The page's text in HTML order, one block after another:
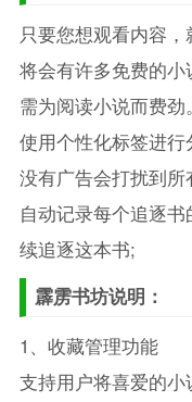
只要您想观看内容，
将会有许多免费的
需为阅读小说而费劲。
使用个性化标签进
没有广告会打扰到所
自动记录每个追逐
续追逐这本书;
霹雳书坊说明：
1、收藏管理功能
支持用户将喜爱的